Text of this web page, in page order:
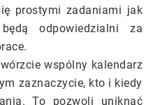
prostymi zadaniami jak
odpowiedzialni za
wspólny kalendarz
zaznaczycie, kto i kiedy
To pozwoli uniknąć